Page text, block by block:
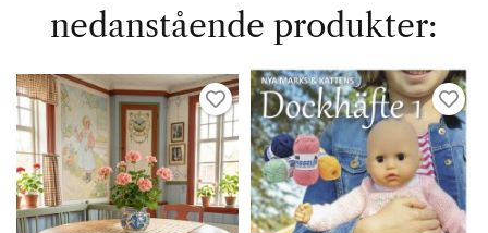
nedanstående produkter: